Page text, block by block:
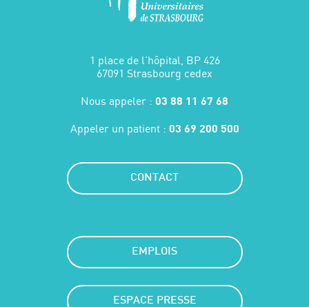
1 place de l'hôpital, BP 426
67091 Strasbourg cedex
Nous appeler : 03 88 11 67 68
Appeler un patient : 03 69 200 500
CONTACT
EMPLOIS
ESPACE PRESSE